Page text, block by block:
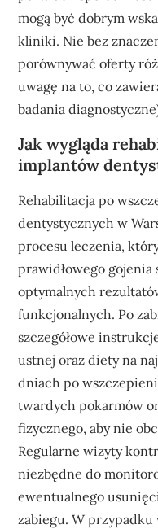
mogą być dobrym
kliniki. Nie bez
porównywać oferty
uwagę na to, co
badania
Jak wygląda
implantów
Rehabilitacja po
dentystycznych w
procesu leczenia,
prawidłowego
optymalnych
funkcjonalnych. Po
szczegółowe
ustnej oraz diety na
dniach po
twardych pokarmów
fizycznego, aby nie
Regularne wizyty
niezbędne do
ewentualnego
zabiegu. W